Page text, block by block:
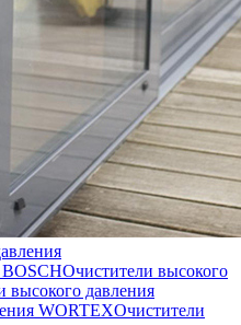
BOSCHОчистители высокого
высокого давления
WORTEXОчистители